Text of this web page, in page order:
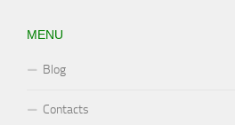
MENU
Blog
Contacts